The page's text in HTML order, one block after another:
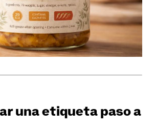
una etiqueta paso a